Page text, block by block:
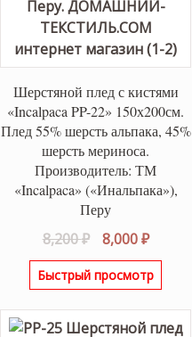
Шерстяной плед с кистями
«Incalpaca PP-22» 150х200см.
Плед 55% шерсть альпака, 45%
шерсть мериноса.
Производитель: ТМ
«Incalpaca» («Инальпака»),
Перу
8,200₽
цена
составляла
8,000₽
цена:
8,000
Быстрый просмотр